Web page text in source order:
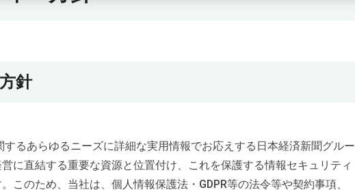
針
るあらゆるニーズに詳細な実用情報でお応えする日本経済新聞グルー
に直結する重要な資源と位置付け、これを保護する情報セキュリティ
このため、当社は、個人情報保護法・GDPR等の法令等や契約事項、